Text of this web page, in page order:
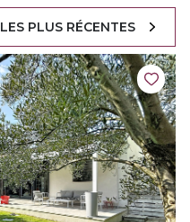
LES PLUS RÉCENTES